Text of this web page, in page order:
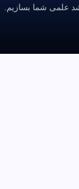
علمی شما بسازیم.